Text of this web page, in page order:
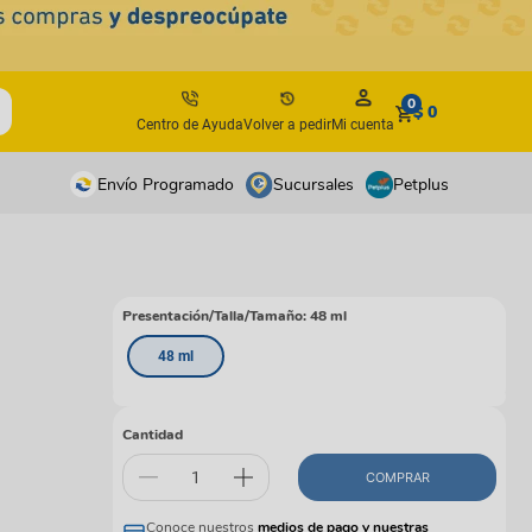
Centro de AyudaVolver a pedirMi cuenta
0$ 0
y suplementos
y suplementos
Envío Programado Sucursales Petplus
Presentación/Talla/Tamaño:48 ml
48 ml
Cantidad
COMPRAR
Conoce nuestros medios de pago y nuestras